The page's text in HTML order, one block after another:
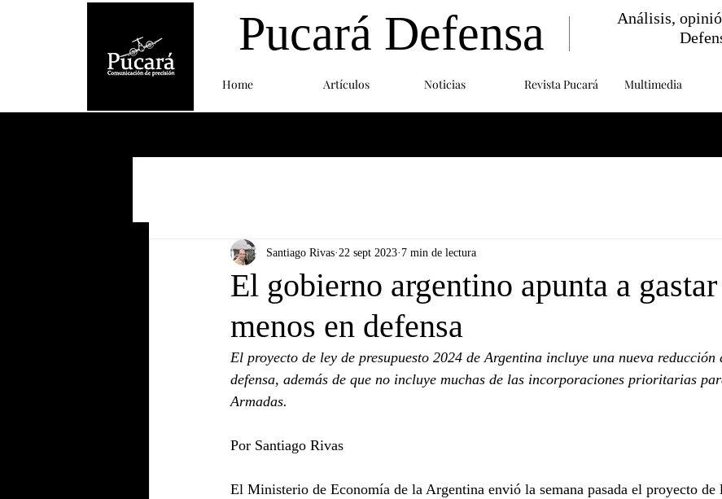
Home Artículos Noticias Revista Pucará Multimedia
Pucará Defensa
Análisis,
El gobierno argentino apunta a
menos en defensa
Santiago Rivas 22 sept 2023 7 min de lectura
El proyecto de ley de presupuesto 2024 de Argentina incluye una nueva reducción
defensa, además de que no incluye muchas de las incorporaciones prioritarias
Armadas.
Por Santiago Rivas
El Ministerio de Economía de la Argentina envió la semana pasada el proyecto de